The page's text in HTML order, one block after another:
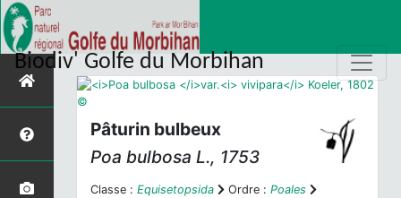
Biodiv' Golfe du Morbihan
Pâturin bulbeux
Poa bulbosa L., 1753
Classe : Equisetopsida Ordre : Poales